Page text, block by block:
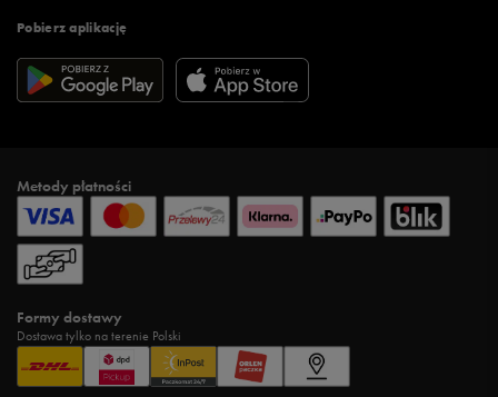
Pobierz aplikację
Metody płatności
Formy dostawy
Dostawa tylko na terenie Polski